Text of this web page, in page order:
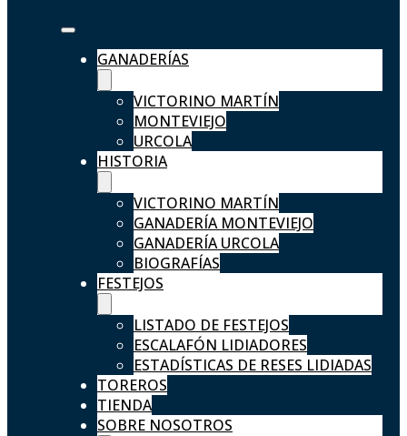
GANADERÍAS
VICTORINO MARTÍN
MONTEVIEJO
URCOLA
HISTORIA
VICTORINO MARTÍN
GANADERÍA MONTEVIEJO
GANADERÍA URCOLA
BIOGRAFÍAS
FESTEJOS
LISTADO DE FESTEJOS
ESCALAFÓN LIDIADORES
ESTADÍSTICAS DE RESES LIDIADAS
TOREROS
TIENDA
SOBRE NOSOTROS